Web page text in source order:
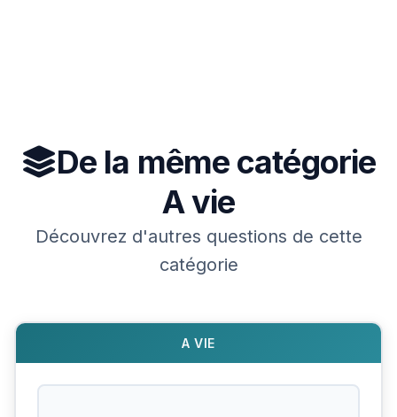
De la même catégorie
A vie
Découvrez d'autres questions de cette
catégorie
A VIE